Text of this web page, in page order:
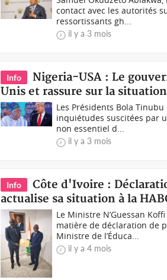
contact avec les autorités
ressortissants gh...
il y a 3 mois
Info
Nigeria-USA : Le
Unis et rassure sur la
Les Présidents Bola
inquiétudes suscitées par
non essentiel d...
il y a 3 mois
Info
Côte d'Ivoire :
actualise sa situation à la
Le Ministre N’Guessan
matière de déclaration de
Ministre de l’Éduca...
il y a 4 mois